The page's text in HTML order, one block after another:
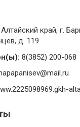
Алтайский край, г.
д. 119
8(3852) 200-068